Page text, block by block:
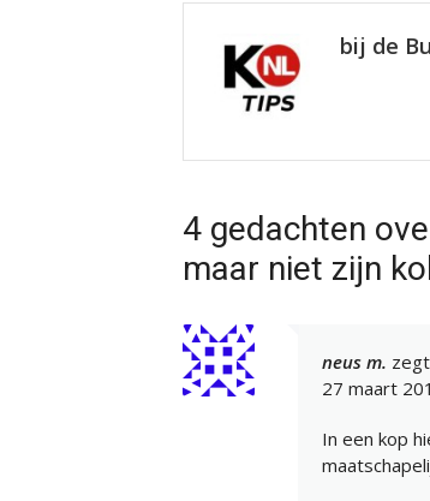
bij de
4 gedachten
maar niet zijn
neus m.
27 maart
In een kop